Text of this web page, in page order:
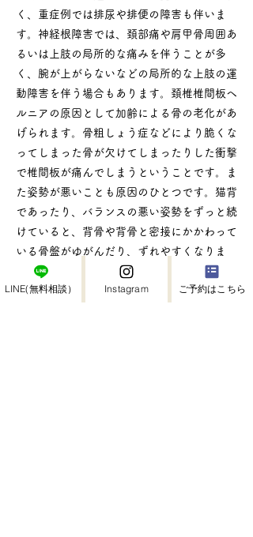
く、重症例では排尿や排便の障害も伴いま
す。神経根障害では、頚部痛や肩甲骨周囲あ
るいは上肢の局所的な痛みを伴うことが多
く、腕が上がらないなどの局所的な上肢の運
動障害を伴う場合もあります。頚椎椎間板ヘ
ルニアの原因として加齢による骨の老化があ
げられます。骨粗しょう症などにより脆くな
ってしまった骨が欠けてしまったりした衝撃
で椎間板が痛んでしまうということです。ま
た姿勢が悪いことも原因のひとつです。猫背
であったり、バランスの悪い姿勢をずっと続
けていると、背骨や背骨と密接にかかわって
いる骨盤がゆがんだり、ずれやすくなりま
す。この結果、椎間板に無理な力が加わり、
変形を引き起こすのです。また、事故や外傷
LINE(無料相談） Instagram ご予約はこちら